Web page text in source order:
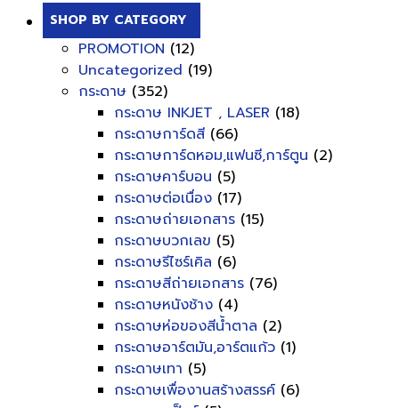
SHOP BY CATEGORY
PROMOTION (12)
Uncategorized (19)
กระดาษ (352)
กระดาษ INKJET , LASER (18)
กระดาษการ์ดสี (66)
กระดาษการ์ดหอม,แฟนซี,การ์ตูน (2)
กระดาษคาร์บอน (5)
กระดาษต่อเนื่อง (17)
กระดาษถ่ายเอกสาร (15)
กระดาษบวกเลข (5)
กระดาษรีไซร์เคิล (6)
กระดาษสีถ่ายเอกสาร (76)
กระดาษหนังช้าง (4)
กระดาษห่อของสีน้ำตาล (2)
กระดาษอาร์ตมัน,อาร์ตแก้ว (1)
กระดาษเทา (5)
กระดาษเพื่องานสร้างสรรค์ (6)